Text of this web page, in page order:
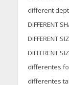
different
DIFFERENT
DIFFERENT
DIFFERENT
differentes
differentes